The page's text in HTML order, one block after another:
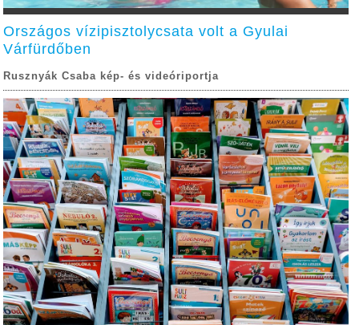
Országos vízipisztolycsata volt a Gyulai
Várfürdőben
Rusznyák Csaba kép- és videóriportja